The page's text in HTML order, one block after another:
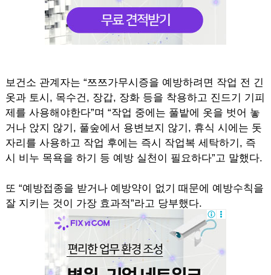
보건소 관계자는 “쯔쯔가무시증을 예방하려면 작업 전 긴
옷과 토시, 목수건, 장갑, 장화 등을 착용하고 진드기 기피
제를 사용해야한다”며 “작업 중에는 풀밭에 옷을 벗어 놓
거나 앉지 않기, 풀숲에서 용변보지 않기, 휴식 시에는 돗
자리를 사용하고 작업 후에는 즉시 작업복 세탁하기, 즉
시 비누 목욕을 하기 등 예방 실천이 필요하다”고 말했다.
또 “예방접종을 받거나 예방약이 없기 때문에 예방수칙을
잘 지키는 것이 가장 효과적”라고 당부했다.